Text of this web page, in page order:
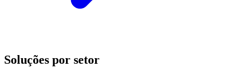
Soluções por setor